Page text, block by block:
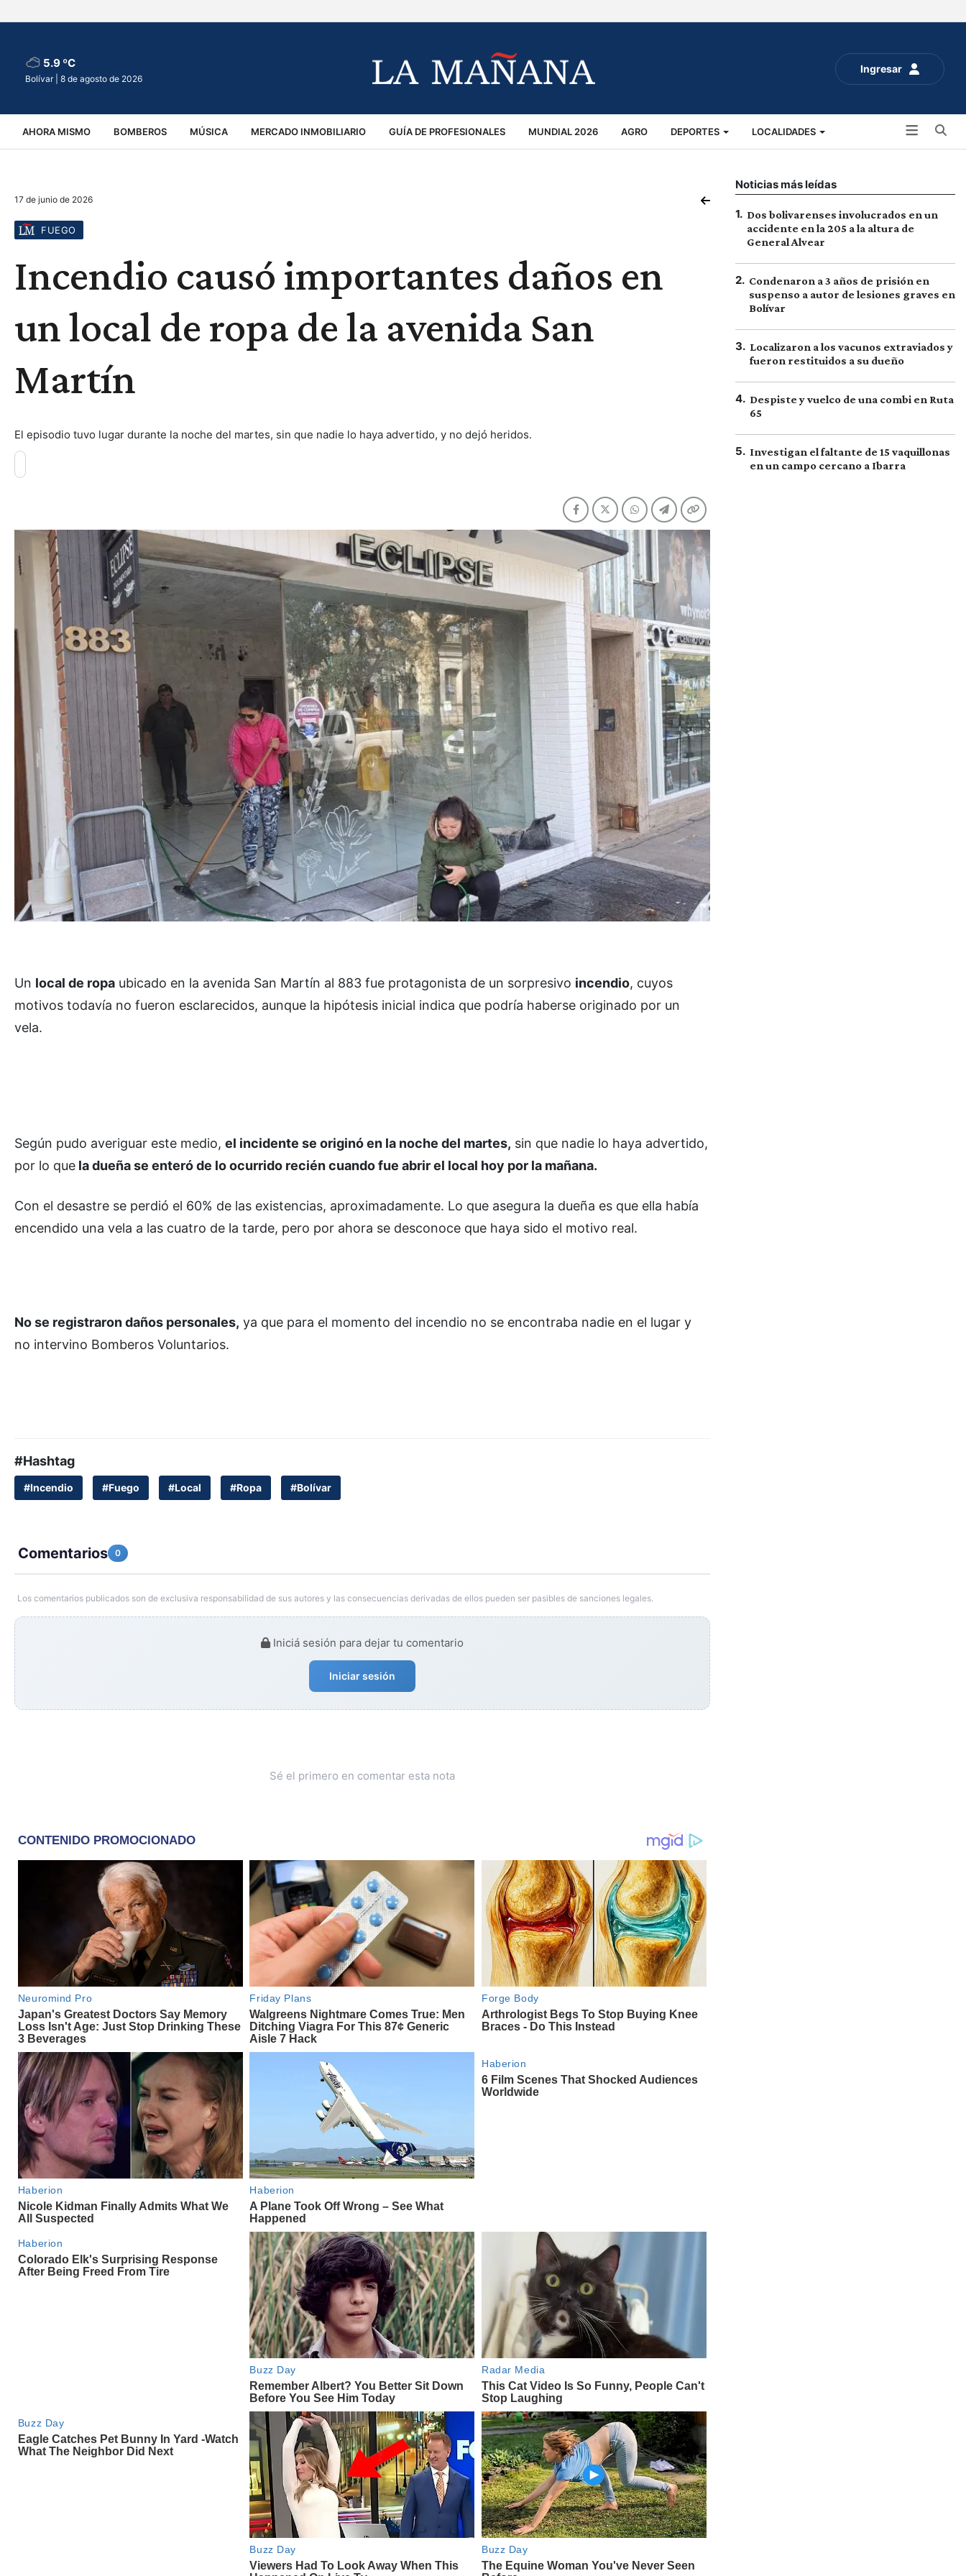
Ingresar
5.9 ºC
Bolívar | 8 de agosto de 2026
AHORA MISMO BOMBEROS MÚSICA MERCADO INMOBILIARIO GUÍA DE PROFESIONALES MUNDIAL 2026 AGRO DEPORTES LOCALIDADES
VIRALES ACCIDENTES
17 de junio de 2026
FUEGO
Incendio causó importantes daños en
un local de ropa de la avenida San
Martín
El episodio tuvo lugar durante la noche del martes, sin que nadie lo haya advertido, y no dejó heridos.
Un local de ropa ubicado en la avenida San Martín al 883 fue protagonista de un sorpresivo incendio, cuyos
motivos todavía no fueron esclarecidos, aunque la hipótesis inicial indica que podría haberse originado por un
vela.
Según pudo averiguar este medio, el incidente se originó en la noche del martes, sin que nadie lo haya advertido,
por lo que la dueña se enteró de lo ocurrido recién cuando fue abrir el local hoy por la mañana.
Con el desastre se perdió el 60% de las existencias, aproximadamente. Lo que asegura la dueña es que ella había
encendido una vela a las cuatro de la tarde, pero por ahora se desconoce que haya sido el motivo real.
No se registraron daños personales, ya que para el momento del incendio no se encontraba nadie en el lugar y
no intervino Bomberos Voluntarios.
#Hashtag
#Incendio #Fuego #Local #Ropa #Bolívar
Comentarios 0
Los comentarios publicados son de exclusiva responsabilidad de sus autores y las consecuencias derivadas de ellos pueden ser pasibles de sanciones legales.
Iniciá sesión para dejar tu comentario
Iniciar sesión
Sé el primero en comentar esta nota
Noticias más leídas
1. Dos bolivarenses involucrados en un
accidente en la 205 a la altura de
General Alvear
2. Condenaron a 3 años de prisión en
suspenso a autor de lesiones graves en
Bolívar
3. Localizaron a los vacunos extraviados y
fueron restituidos a su dueño
4. Despiste y vuelco de una combi en Ruta
65
5. Investigan el faltante de 15 vaquillonas
en un campo cercano a Ibarra